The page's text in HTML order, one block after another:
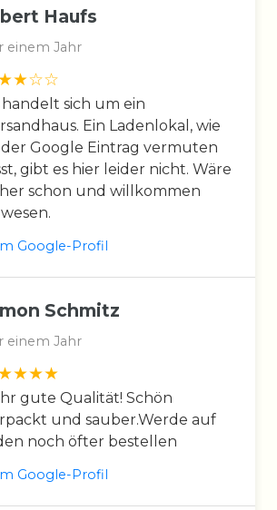
Haufs
einem Jahr
handelt sich um ein
Ein Ladenlokal, wie
der Google Eintrag vermuten
gibt es hier leider nicht. Wäre
schon und willkommen
Google-Profil
Schmitz
einem Jahr
gute Qualität! Schön
und sauber.Werde auf
noch öfter bestellen
Google-Profil